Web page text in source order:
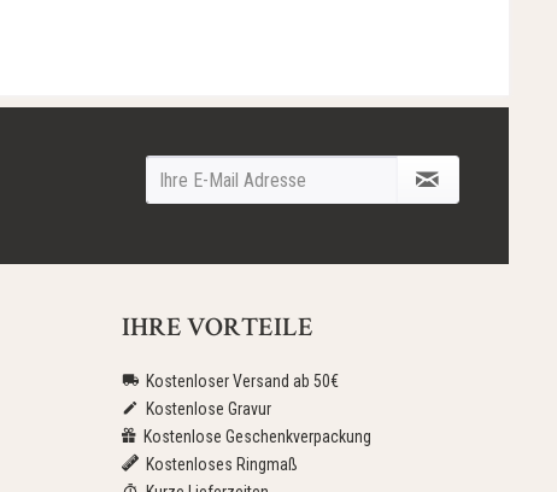
IHRE VORTEILE
Kostenloser Versand ab 50€
Kostenlose Gravur
Kostenlose Geschenkverpackung
Kostenloses Ringmaß